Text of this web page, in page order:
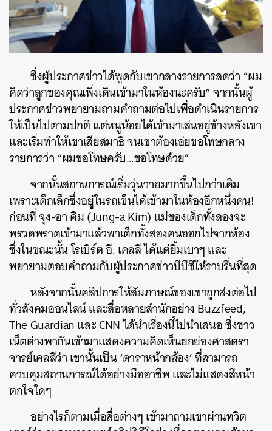
ซึ่งผู้ประกาศข่าวได้พูดกับเขากลางรายการสดว่า “ผม
คิดว่าลูกของคุณเพิ่งเดินเข้ามาในห้องนะครับ” จากนั้นผู้
ประกาศข่าวพยายามถามคำถามต่อไปเพื่อดำเนินรายการ
ให้เป็นไปตามปกติ แต่หนูน้อยได้เข้ามาเล่นอยู่ข้างหลังเขา
และเริ่มทำให้เขาเสียสมาธิ จนเขาต้องเอ่ยขอโทษกลาง
รายการว่า “ผมขอโทษครับ…ขอโทษด้วย”
จากนั้นสถานการณ์เริ่มวุ่นวายมากขึ้นไปกว่าเดิม
เพราะเด็กเล็กซึ่งอยู่ในรถเข็นได้เข้ามาในห้องอีกหนึ่งคน!
ก่อนที่ จุง-อา คิม (Jung-a Kim) แม่ของเด็กทั้งสองจะ
พรวดพราดเข้ามาแล้วพาเด็กทั้งสองคนออกไปจากห้อง
ซึ่งในขณะนั้น โรเบิร์ต อี. เคลลี ได้แต่ยิ้มเบาๆ และ
พยายามตอบคำถามกับผู้ประกาศข่าวบีบีซีให้ราบรื่นที่สุด
หลังจากนั้นคลิปการให้สัมภาษณ์ของเขาถูกส่งต่อไป
ทั่วสังคมออนไลน์ และสื่อหลายสำนักอย่าง Buzzfeed,
The Guardian และ CNN ได้นำเรื่องนี้ไปนำเสนอ ซึ่งชาว
เน็ตต่างพากันเข้ามาแสดงความคิดเห็นยกย่องศาสตรา
จารย์เคลลีว่า เขานั้นเป็น ‘ดาราหน้ากล้อง’ ที่สามารถ
ควบคุมสถานการณ์ได้อย่างมืออาชีพ และไม่แสดงสีหน้า
ตกใจใดๆ
อย่างไรก็ตามเมื่อสื่อต่างๆ เข้ามาถามเขาผ่านทวิต